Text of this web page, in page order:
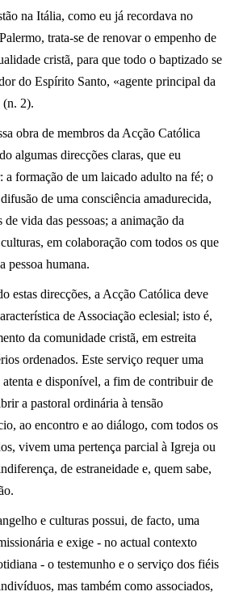
na Itália, como eu já recordava no
trata-se de renovar o empenho de
cristã, para que todo o baptizado se
do Espírito Santo, «agente principal da
(n. 2).
obra de membros da Acção Católica
algumas direcções claras, que eu
a formação de um laicado adulto na fé; o
de uma consciência amadurecida,
de vida das pessoas; a animação da
em colaboração com todos os que
pessoa humana.
estas direcções, a Acção Católica deve
de Associação eclesial; isto é,
da comunidade cristã, em estreita
ordenados. Este serviço requer uma
e disponível, a fim de contribuir de
a pastoral ordinária à tensão
ao encontro e ao diálogo, com todos os
vivem uma pertença parcial à Igreja ou
de estraneidade e, quem sabe,
e culturas possui, de facto, uma
e exige - no actual contexto
- o testemunho e o serviço dos fiéis
mas também como associados,